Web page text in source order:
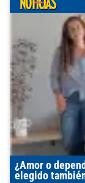
¿Amor o
elegido